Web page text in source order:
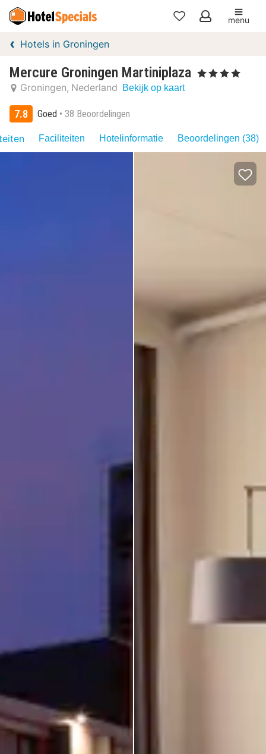
Mijn
menu
Hotels in Groningen
Mercure Groningen Martiniplaza , 4 Sterren
Groningen Nederland Bekijk op kaart
7.8 Goed 38 Beoordelingen
Faciliteiten Hotelinformatie Beoordelingen (38)